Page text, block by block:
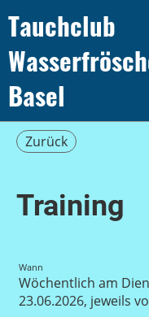
Tauchclub
Basel
Zurück
Training
Wann
Wöchentlich am
23.06.2026, jeweils